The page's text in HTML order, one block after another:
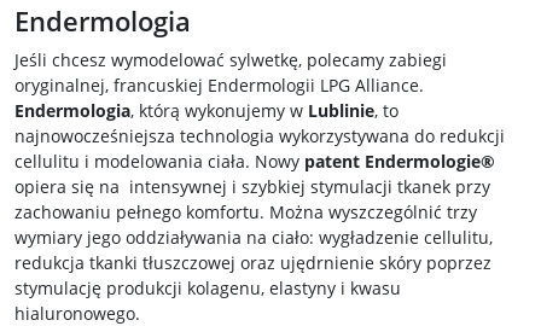
Endermologia
Jeśli chcesz wymodelować sylwetkę, polecamy zabiegi
oryginalnej, francuskiej Endermologii LPG Alliance.
Endermologia, którą wykonujemy w Lublinie, to
najnowocześniejsza technologia wykorzystywana do redukcji
cellulitu i modelowania ciała. Nowy patent Endermologie®
opiera się na intensywnej i szybkiej stymulacji tkanek przy
zachowaniu pełnego komfortu. Można wyszczególnić trzy
wymiary jego oddziaływania na ciało: wygładzenie cellulitu,
redukcja tkanki tłuszczowej oraz ujędrnienie skóry poprzez
stymulację produkcji kolagenu, elastyny i kwasu
hialuronowego.